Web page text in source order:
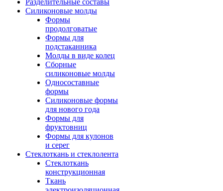
Разделительные составы
Силиконовые молды
Формы
продолговатые
Формы для
подстаканника
Молды в виде колец
Сборные
силиконовые молды
Односоставные
формы
Силиконовые формы
для нового года
Формы для
фруктовниц
Формы для кулонов
и серег
Стеклоткань и стеклолента
Стеклоткань
конструкционная
Ткань